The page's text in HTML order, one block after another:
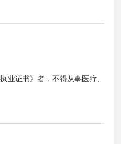
业证书》者，不得从事医疗、